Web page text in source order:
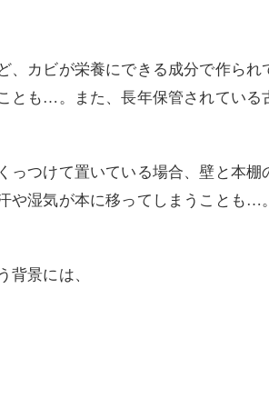
、カビが栄養にできる成分で作ら
とも…。また、長年保管されてい
っつけて置いている場合、壁と本
や湿気が本に移ってしまうことも…
背景には、